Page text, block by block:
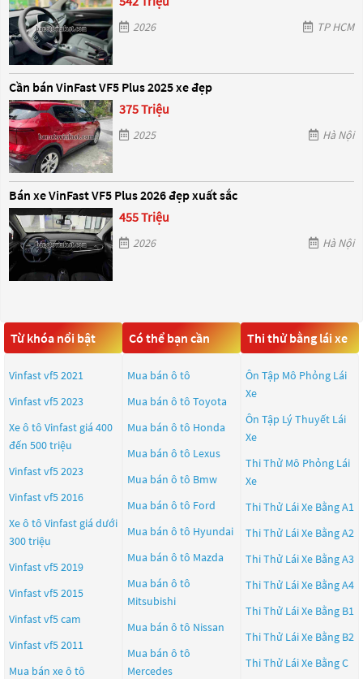
2026 TP HCM
Cần bán VinFast VF5 Plus 2025 xe đẹp
375 Triệu
2025 Hà Nội
Bán xe VinFast VF5 Plus 2026 đẹp xuất sắc
455 Triệu
2026 Hà Nội
Từ khóa nổi bật
Vinfast vf5 2021
Vinfast vf5 2023
Xe ô tô Vinfast giá 400
đến 500 triệu
Vinfast vf5 2023
Vinfast vf5 2016
Xe ô tô Vinfast giá dưới
300 triệu
Vinfast vf5 2019
Vinfast vf5 2015
Vinfast vf5 cam
Vinfast vf5 2011
Mua bán xe ô tô
Có thể bạn cần
Mua bán ô tô
Mua bán ô tô Toyota
Mua bán ô tô Honda
Mua bán ô tô Lexus
Mua bán ô tô Bmw
Mua bán ô tô Ford
Mua bán ô tô Hyundai
Mua bán ô tô Mazda
Mua bán ô tô
Mitsubishi
Mua bán ô tô Nissan
Mua bán ô tô
Mercedes
Thi thử bằng lái xe
Ôn Tập Mô Phỏng Lái
Xe
Ôn Tập Lý Thuyết Lái
Xe
Thi Thử Mô Phỏng Lái
Xe
Thi Thử Lái Xe Bằng A1
Thi Thử Lái Xe Bằng A2
Thi Thử Lái Xe Bằng A3
Thi Thử Lái Xe Bằng A4
Thi Thử Lái Xe Bằng B1
Thi Thử Lái Xe Bằng B2
Thi Thử Lái Xe Bằng C